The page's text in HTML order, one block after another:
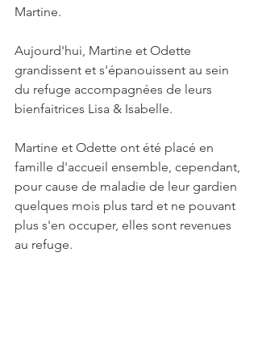
Martine.
Aujourd'hui, Martine et Odette
grandissent et s'épanouissent au sein
du refuge accompagnées de leurs
bienfaitrices Lisa & Isabelle.
Martine et Odette ont été placé en
famille d'accueil ensemble, cependant,
pour cause de maladie de leur gardien
quelques mois plus tard et ne pouvant
plus s'en occuper, elles sont revenues
au refuge.